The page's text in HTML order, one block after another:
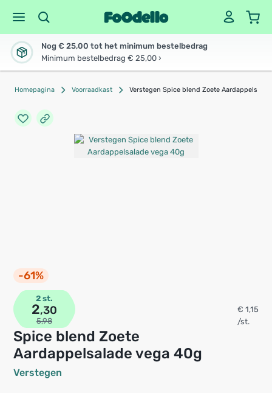
Nog € 25,00 tot het minimum bestelbedrag
Minimum bestelbedrag € 25,00 ›
Homepagina Voorraadkast Verstegen Spice blend Zoete
-61%
Spice blend Zoete
Aardappelsalade vega 40g
Verstegen
2 st.
2,30
5,98
€ 1,15
/st.